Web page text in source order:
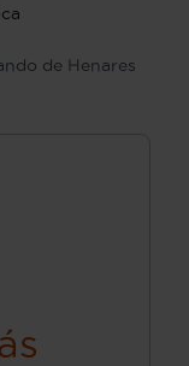
de Henares